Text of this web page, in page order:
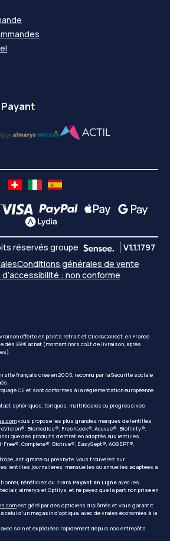
réservés groupe
V1.1.1797
Conditions générales de vente
: non conforme
offerte en points retrait et Click&Collect, en France
dès 69€ achat (montant hors coût de livraison, après
site français créé en 2005, reconnu par la Sécurité sociale
CE et sont conformes à la réglementation européenne
sphériques, toriques, multifocales ou progressives
vous propose les plus grandes marques de lentilles
Biomedics®, FreshLook®, Acuvue®, Biofinity®,
que des produits d'entretien adaptés aux lentilles
Complete®, Biotrue®, EasySept®, AOSEPT®,
astigmate ou presbyte, vous trouverez sur
les lentilles journalières, mensuelles ou annuelles adaptées à
bénéficiez du Tiers Payant en Ligneavec les
almerys et Optilys, et ne payez que la part non prise en
est géré par des opticiens diplômés et vous garantit
d’un magasin d’optique, avec de vraies économies à la
soin et expédiées rapidement depuis nos entrepôts